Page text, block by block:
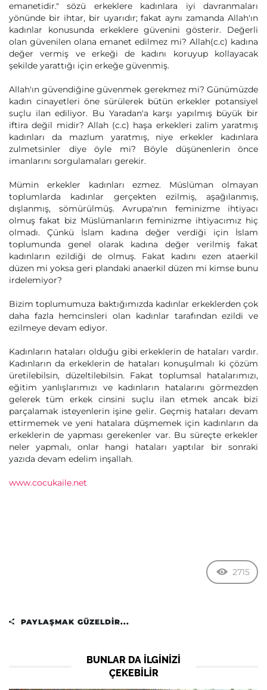
emanetidir." sözü erkeklere kadınlara iyi davranmaları
yönünde bir ihtar, bir uyarıdır; fakat aynı zamanda Allah'ın
kadınlar konusunda erkeklere güvenini gösterir. Değerli
olan güvenilen olana emanet edilmez mi? Allah(c.c) kadına
değer vermiş ve erkeği de kadını koruyup kollayacak
şekilde yarattığı için erkeğe güvenmiş.
Allah'ın güvendiğine güvenmek gerekmez mi? Günümüzde
kadın cinayetleri öne sürülerek bütün erkekler potansiyel
suçlu ilan ediliyor. Bu Yaradan'a karşı yapılmış büyük bir
iftira değil midir? Allah (c.c) haşa erkekleri zalim yaratmış
kadınları da mazlum yaratmış, niye erkekler kadınlara
zulmetsinler diye öyle mi? Böyle düşünenlerin önce
imanlarını sorgulamaları gerekir.
Mümin erkekler kadınları ezmez. Müslüman olmayan
toplumlarda kadınlar gerçekten ezilmiş, aşağılanmış,
dışlanmış, sömürülmüş. Avrupa'nın feminizme ihtiyacı
olmuş fakat biz Müslümanların feminizme ihtiyacımız hiç
olmadı. Çünkü İslam kadına değer verdiği için İslam
toplumunda genel olarak kadına değer verilmiş fakat
kadınların ezildiği de olmuş. Fakat kadını ezen ataerkil
düzen mi yoksa geri plandaki anaerkil düzen mi kimse bunu
irdelemiyor?
Bizim toplumumuza baktığımızda kadınlar erkeklerden çok
daha fazla hemcinsleri olan kadınlar tarafından ezildi ve
ezilmeye devam ediyor.
Kadınların hataları olduğu gibi erkeklerin de hataları vardır.
Kadınların da erkeklerin de hataları konuşulmalı ki çözüm
üretilebilsin, düzeltilebilsin. Fakat toplumsal hatalarımızı,
eğitim yanlışlarımızı ve kadınların hatalarını görmezden
gelerek tüm erkek cinsini suçlu ilan etmek ancak bizi
parçalamak isteyenlerin işine gelir. Geçmiş hataları devam
ettirmemek ve yeni hatalara düşmemek için kadınların da
erkeklerin de yapması gerekenler var. Bu süreçte erkekler
neler yapmalı, onlar hangi hataları yaptılar bir sonraki
yazıda devam edelim inşallah.
www.cocukaile.net
2715
PAYLAŞMAK GÜZELDIR...
BUNLAR DA ILGINIZI
ÇEKEBILIR